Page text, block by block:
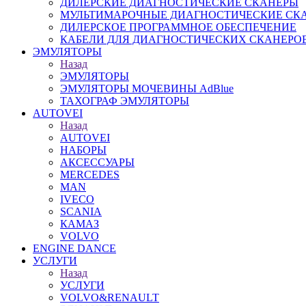
ДИЛЕРСКИЕ ДИАГНОСТИЧЕСКИЕ СКАНЕРЫ
МУЛЬТИМАРОЧНЫЕ ДИАГНОСТИЧЕСКИЕ
ДИЛЕРСКОЕ ПРОГРАММНОЕ ОБЕСПЕЧЕНИЕ
КАБЕЛИ ДЛЯ ДИАГНОСТИЧЕСКИХ
ЭМУЛЯТОРЫ
Назад
ЭМУЛЯТОРЫ
ЭМУЛЯТОРЫ МОЧЕВИНЫ АdBlue
ТАХОГРАФ ЭМУЛЯТОРЫ
AUTOVEI
Назад
AUTOVEI
НАБОРЫ
АКСЕССУАРЫ
MERCEDES
MAN
IVECO
SCANIA
КАМАЗ
VOLVO
ENGINE DANCE
УСЛУГИ
Назад
УСЛУГИ
VOLVO&RENAULT